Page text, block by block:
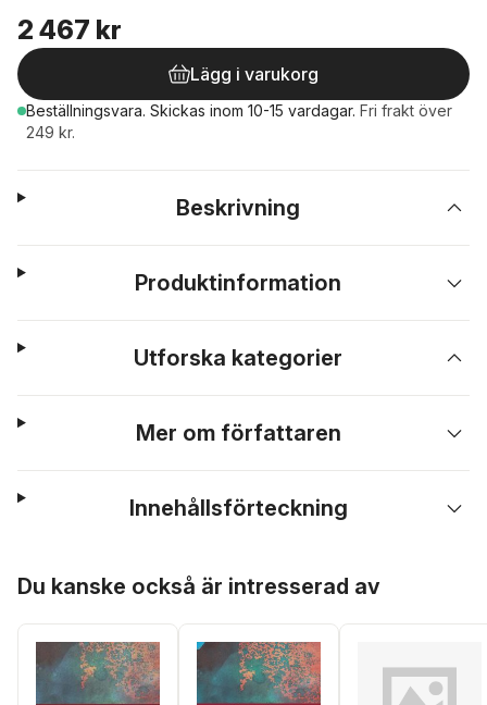
2 467 kr
Lägg i varukorg
Beställningsvara. Skickas inom 10-15 vardagar. Fri frakt över
249 kr.
Beskrivning
Produktinformation
Utforska kategorier
Mer om författaren
Innehållsförteckning
Du kanske också är intresserad av